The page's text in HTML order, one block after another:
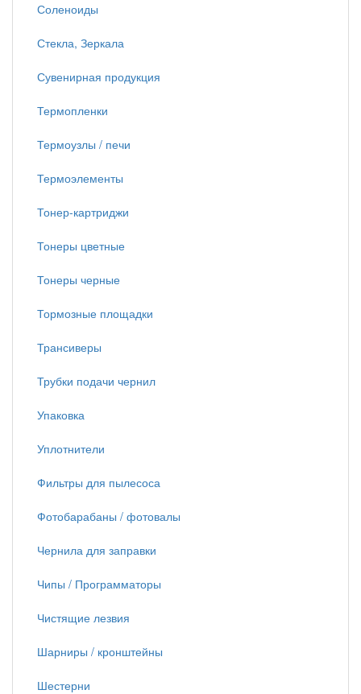
Соленоиды
Стекла, Зеркала
Сувенирная продукция
Термопленки
Термоузлы / печи
Термоэлементы
Тонер-картриджи
Тонеры цветные
Тонеры черные
Тормозные площадки
Трансиверы
Трубки подачи чернил
Упаковка
Уплотнители
Фильтры для пылесоса
Фотобарабаны / фотовалы
Чернила для заправки
Чипы / Программаторы
Чистящие лезвия
Шарниры / кронштейны
Шестерни